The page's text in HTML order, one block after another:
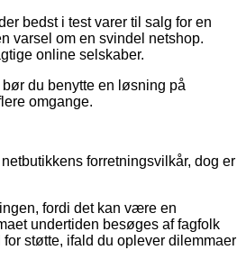
bedst i test varer til salg for en
varsel om en svindel netshop.
online selskaber.
du benytte en løsning på
omgange.
forretningsvilkår, dog er
fordi det kan være en
undertiden besøges af fagfolk
støtte, ifald du oplever dilemmaer